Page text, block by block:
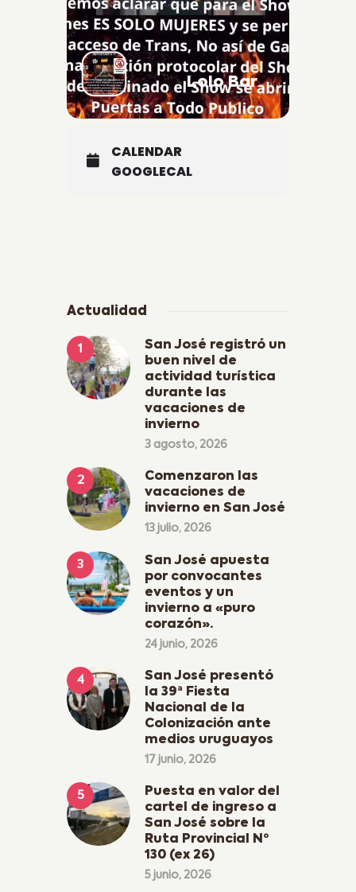
Lolo Bar
CALENDAR
GOOGLECAL
Actualidad
San José registró un
buen nivel de
actividad turística
durante las
vacaciones de
invierno
3 agosto, 2026
Comenzaron las
vacaciones de
invierno en San José
13 julio, 2026
San José apuesta
por convocantes
eventos y un
invierno a «puro
corazón».
24 junio, 2026
San José presentó
la 39ª Fiesta
Nacional de la
Colonización ante
medios uruguayos
17 junio, 2026
Puesta en valor del
cartel de ingreso a
San José sobre la
Ruta Provincial Nº
130 (ex 26)
5 junio, 2026